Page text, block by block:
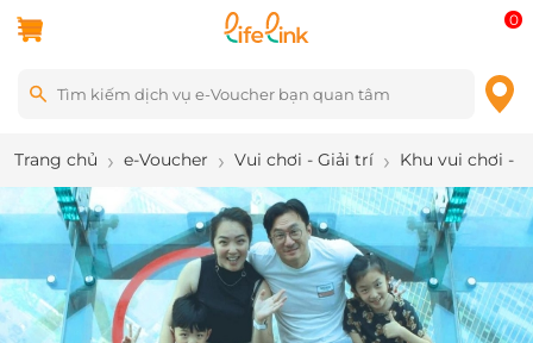
0
Trang chủ e-Voucher Vui chơi - Giải trí Khu vui chơi -